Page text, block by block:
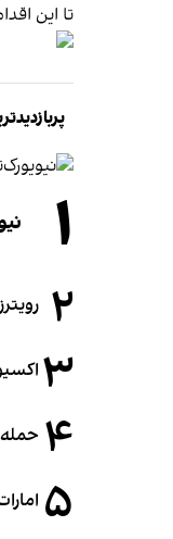
تا این
۱
۲
۳
۴ حمله
۵